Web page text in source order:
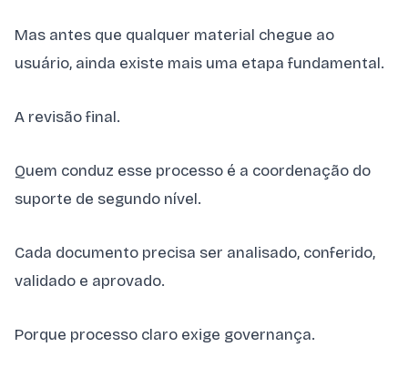
Mas antes que qualquer material chegue ao
usuário, ainda existe mais uma etapa fundamental.
A revisão final.
Quem conduz esse processo é a coordenação do
suporte de segundo nível.
Cada documento precisa ser analisado, conferido,
validado e aprovado.
Porque processo claro exige governança.